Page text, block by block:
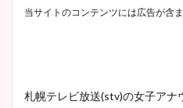
当サイトのコンテンツには広告が含
札幌テレビ放送(stv)の女子アナ